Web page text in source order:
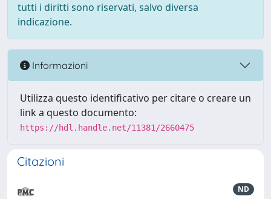
tutti i diritti sono riservati, salvo diversa
indicazione.
Informazioni
Utilizza questo identificativo per citare o creare un
link a questo documento:
https://hdl.handle.net/11381/2660475
Citazioni
ND